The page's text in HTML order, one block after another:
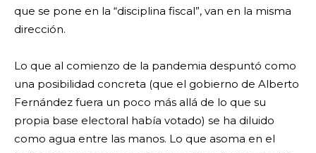
que se pone en la “disciplina fiscal”, van en la misma
dirección.
Lo que al comienzo de la pandemia despuntó como
una posibilidad concreta (que el gobierno de Alberto
Fernández fuera un poco más allá de lo que su
propia base electoral había votado) se ha diluido
como agua entre las manos. Lo que asoma en el